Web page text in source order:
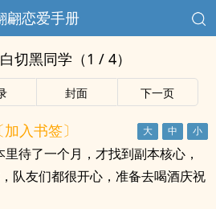
翩恋爱手册
切黑同学（1 / 4）
封面 下一页
〔加入书签〕
待了一个月，才找到副本核心，
队友们都很开心，准备去喝酒庆祝